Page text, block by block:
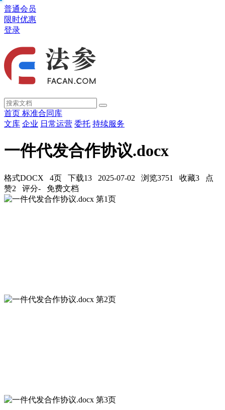
普通会员
限时优惠
登录
首页 标准合同库
文库 企业 日常运营 委托 持续服务
一件代发合作协议.docx
格式DOCX 4页 下载13 2025-07-02 浏览3751 收藏3
点
赞2 评分- 免费文档